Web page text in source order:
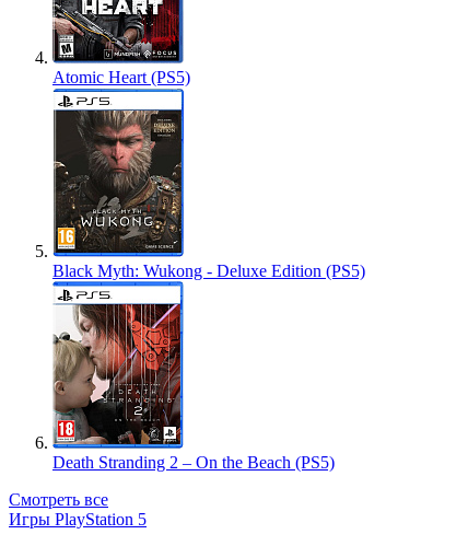
Atomic Heart (PS5)
Black Myth: Wukong - Deluxe Edition (PS5)
Death Stranding 2 – On the Beach (PS5)
Смотреть все
Игры PlayStation 5